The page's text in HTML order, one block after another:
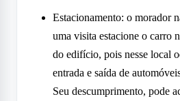
Estacionamento: o morador
uma visita estacione o carro
do edifício, pois nesse local
entrada e saída de
Seu descumprimento, pode